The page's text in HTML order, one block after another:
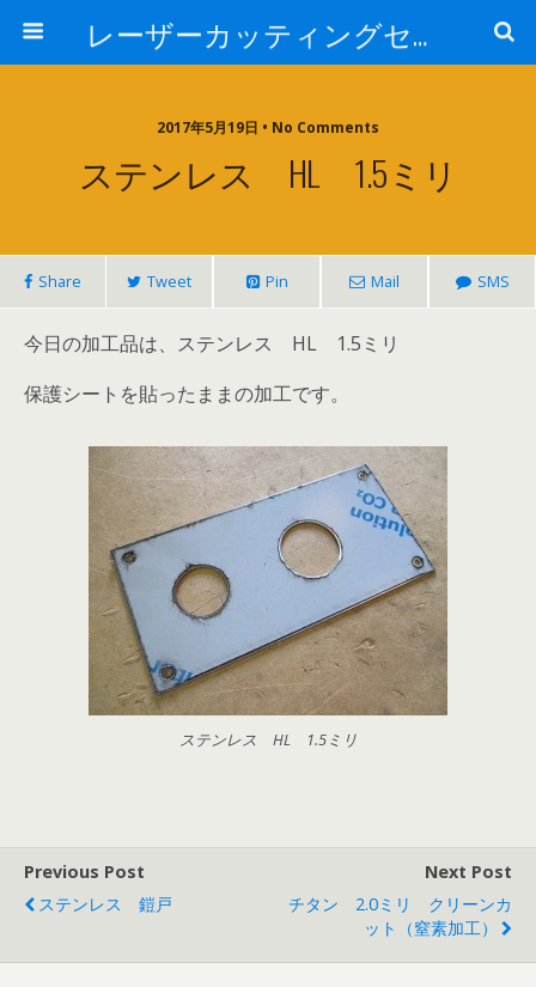
レーザーカッティングセンター 株式会社 中本鉄工所
2017年5月19日 • No Comments
ステンレス HL 1.5ミリ
Share Tweet Pin Mail SMS
今日の加工品は、ステンレス HL 1.5ミリ
保護シートを貼ったままの加工です。
ステンレス HL 1.5ミリ
Previous Post
ステンレス 鎧戸
Next Post
チタン 2.0ミリ クリーンカ
ット（窒素加工）